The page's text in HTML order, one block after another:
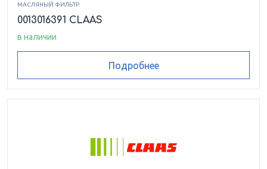
МАСЛЯНЫЙ ФИЛЬТР
0013016391 CLAAS
в наличии
Подробнее